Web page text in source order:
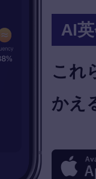
AI
これ
かえ